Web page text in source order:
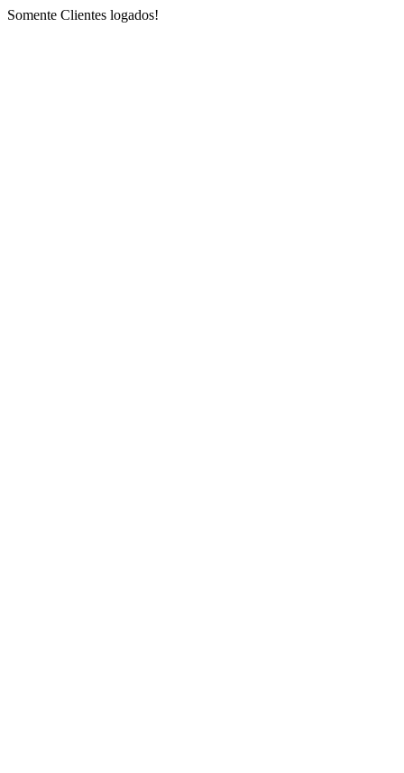
Somente Clientes logados!